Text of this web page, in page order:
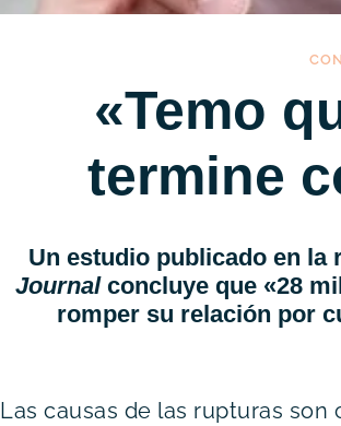
«Temo
termine
Un estudio publicado en la
Journal concluye que «28
romper su relación por
Las causas de las rupturas